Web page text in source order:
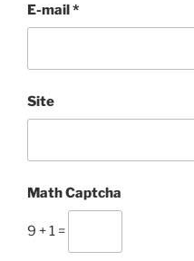
E-mail*
Site
Math Captcha
9 + 1 =